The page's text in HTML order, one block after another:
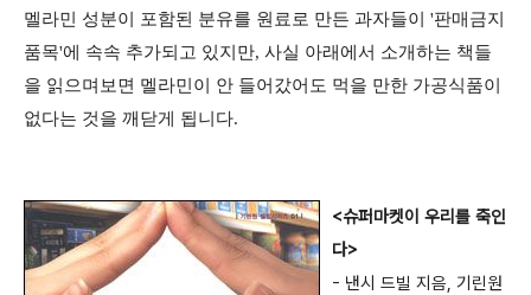
멜라민 성분이 포함된 분유를 원료로 만든 과자들이 '판매금지
품목'에 속속 추가되고 있지만, 사실 아래에서 소개하는 책들
을 읽으며보면 멜라민이 안 들어갔어도 먹을 만한 가공식품이
없다는 것을 깨닫게 됩니다.
<슈퍼마켓이 우리를 죽인
다>
- 낸시 드빌 지음, 기린원